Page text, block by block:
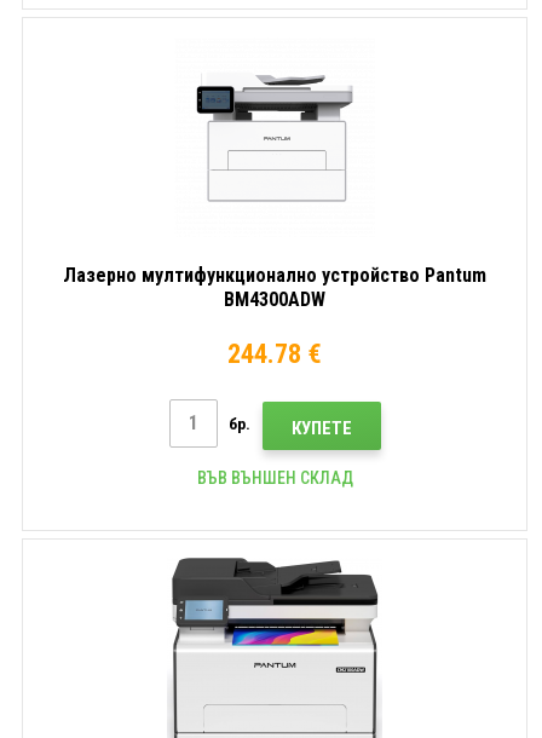
Лазерно мултифункционално устройство Pantum
BM4300ADW
244.78 €
бр. КУПЕТЕ
ВЪВ ВЪНШЕН СКЛАД